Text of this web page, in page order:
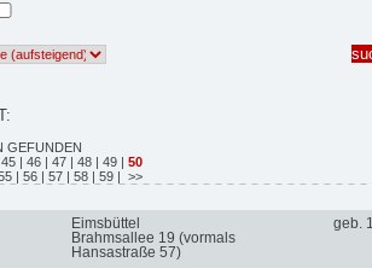
GEFUNDEN
45 | 46 | 47 | 48 | 49 | 50
| 56 | 57 | 58 | 59 | >>
Eimsbüttel
Brahmsallee 19 (vormals
Hansastraße 57)
geb.